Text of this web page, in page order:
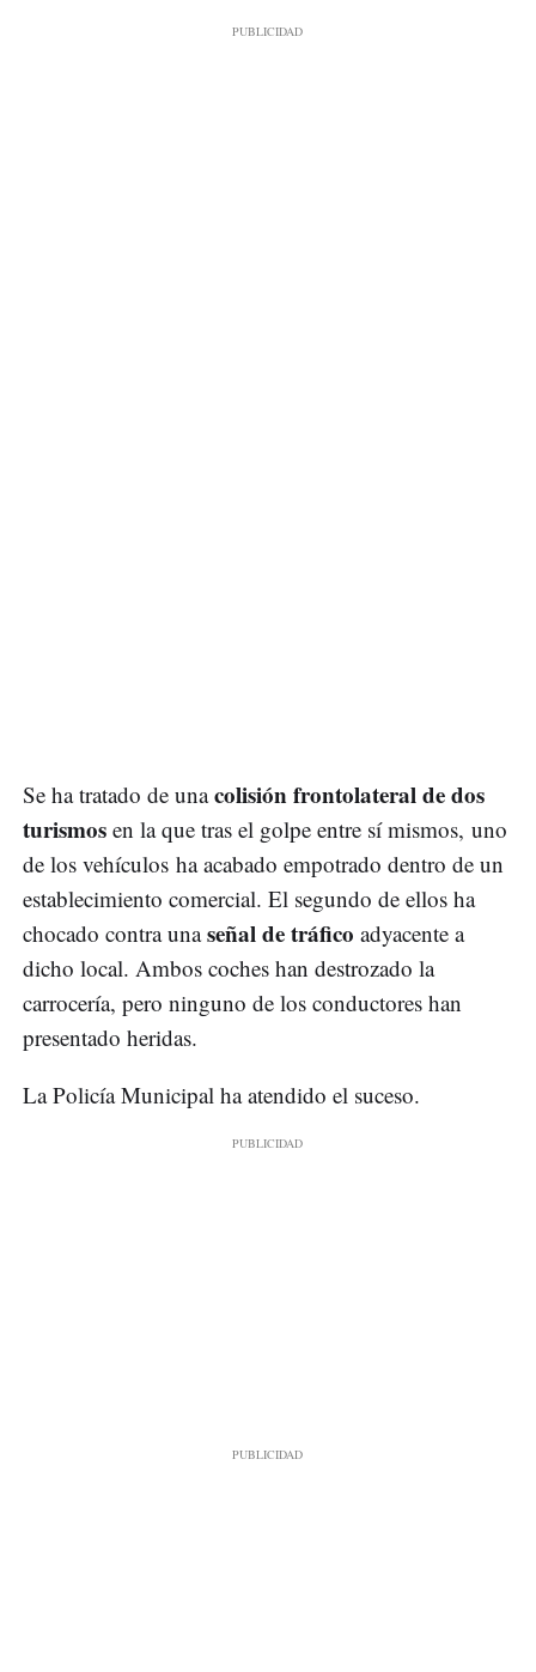
Se ha tratado de unacolisión frontolateral de dos
turismos en la que tras el golpe entre sí mismos, uno
de los vehículos ha acabado empotrado dentro de un
establecimiento comercial. El segundo de ellos ha
chocado contra unaseñal de tráfico adyacente a
dicho local. Ambos coches han destrozado la
carrocería, pero ninguno de los conductores han
presentado heridas.
La Policía Municipal ha atendido el suceso.